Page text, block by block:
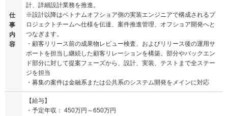
仕
事
内
容
計、詳細設計業務を推進。
※設計以降はベトナムオフショア側の実装エンジニアで構成されるプ
ロジェクトチームへ仕様を伝達、案件推進管理、オフショア開発へと
つなぎます。
・顧客リリース前の成果物レビュー検査、およびリリース後の運用サ
ポートを担当し継続した顧客リレーションを構築。部分やバックエン
ド部分に対して提案フェーズから、設計、実装、テストまで全ステー
ジを担当
・募集の案件は金融系または公共系のシステム開発をメインに対応
【給与】
・予定年収： 450万円～650万円